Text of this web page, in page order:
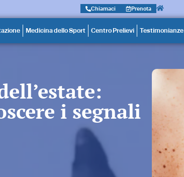
Chiamaci Prenota
Medicina dello Sport Centro Prelievi Testimonianze
i segnali